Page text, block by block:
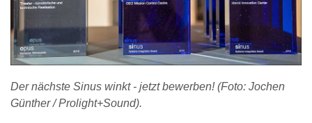
Der nächste Sinus winkt - jetzt bewerben! (Foto: Jochen
Günther / Prolight+Sound).